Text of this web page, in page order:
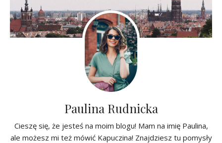
Paulina Rudnicka
Cieszę się, że jesteś na moim blogu! Mam na imię Paulina,
ale możesz mi też mówić Kapuczina! Znajdziesz tu pomysły